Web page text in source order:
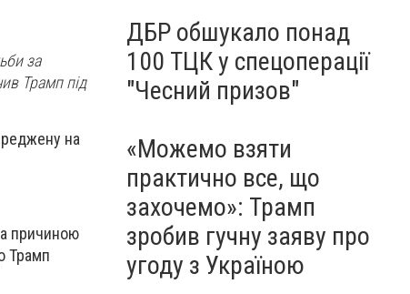
за
Трамп під
на
причиною
Трамп
ДБР обшукало понад
100 ТЦК у спецоперації
"Чесний призов"
«Можемо взяти
практично все, що
захочемо»: Трамп
зробив гучну заяву про
угоду з Україною